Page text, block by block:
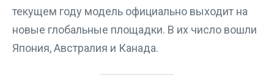
текущем году модель официально выходит на
новые глобальные площадки. В их число вошли
Япония, Австралия и Канада.